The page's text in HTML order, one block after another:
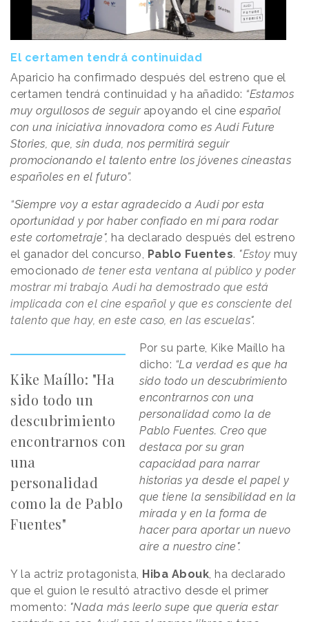
El certamen tendrá continuidad
Aparicio ha confirmado después del estreno que el
certamen tendrá continuidad y ha añadido: “Estamos
muy orgullosos de seguir apoyando el cine español
con una iniciativa innovadora como es Audi Future
Stories, que, sin duda, nos permitirá seguir
promocionando el talento entre los jóvenes cineastas
españoles en el futuro”.
“Siempre voy a estar agradecido a Audi por esta
oportunidad y por haber confiado en mí para rodar
este cortometraje", ha declarado después del estreno
el ganador del concurso, Pablo Fuentes. "Estoy muy
emocionado de tener esta ventana al público y poder
mostrar mi trabajo. Audi ha demostrado que está
implicada con el cine español y que es consciente del
talento que hay, en este caso, en las escuelas".
Kike Maíllo: "Ha
sido todo un
descubrimiento
encontrarnos con
una
personalidad
como la de Pablo
Fuentes"
Por su parte, Kike Maíllo ha
dicho: “La verdad es que ha
sido todo un descubrimiento
encontrarnos con una
personalidad como la de
Pablo Fuentes. Creo que
destaca por su gran
capacidad para narrar
historias ya desde el papel y
que tiene la sensibilidad en la
mirada y en la forma de
hacer para aportar un nuevo
aire a nuestro cine".
Y la actriz protagonista, Hiba Abouk, ha declarado
que el guion le resultó atractivo desde el primer
momento: "Nada más leerlo supe que quería estar